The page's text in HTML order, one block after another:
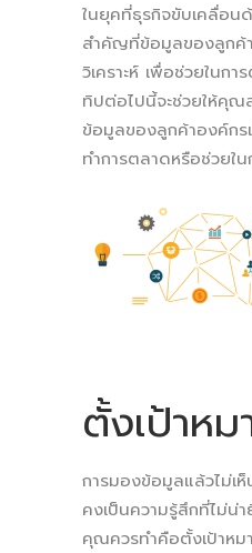
ในยุคที่ธุรกิจขับเคลื่อน
สำคัญที่ข้อมูลของลูกค้า
วิเคราะห์ เพื่อช่วยในก
ทิปต่อไปนี้จะช่วยให้คุณ
ข้อมูลของลูกค้าองค์กร
ทำการตลาดหรือช่วยใ
ตั้งเป้าหม
การมองข้อมูลแล้วไม่เ
คงเป็นความรู้สึกที่ไม่น่
คุณควรทำคือตั้งเป้าห